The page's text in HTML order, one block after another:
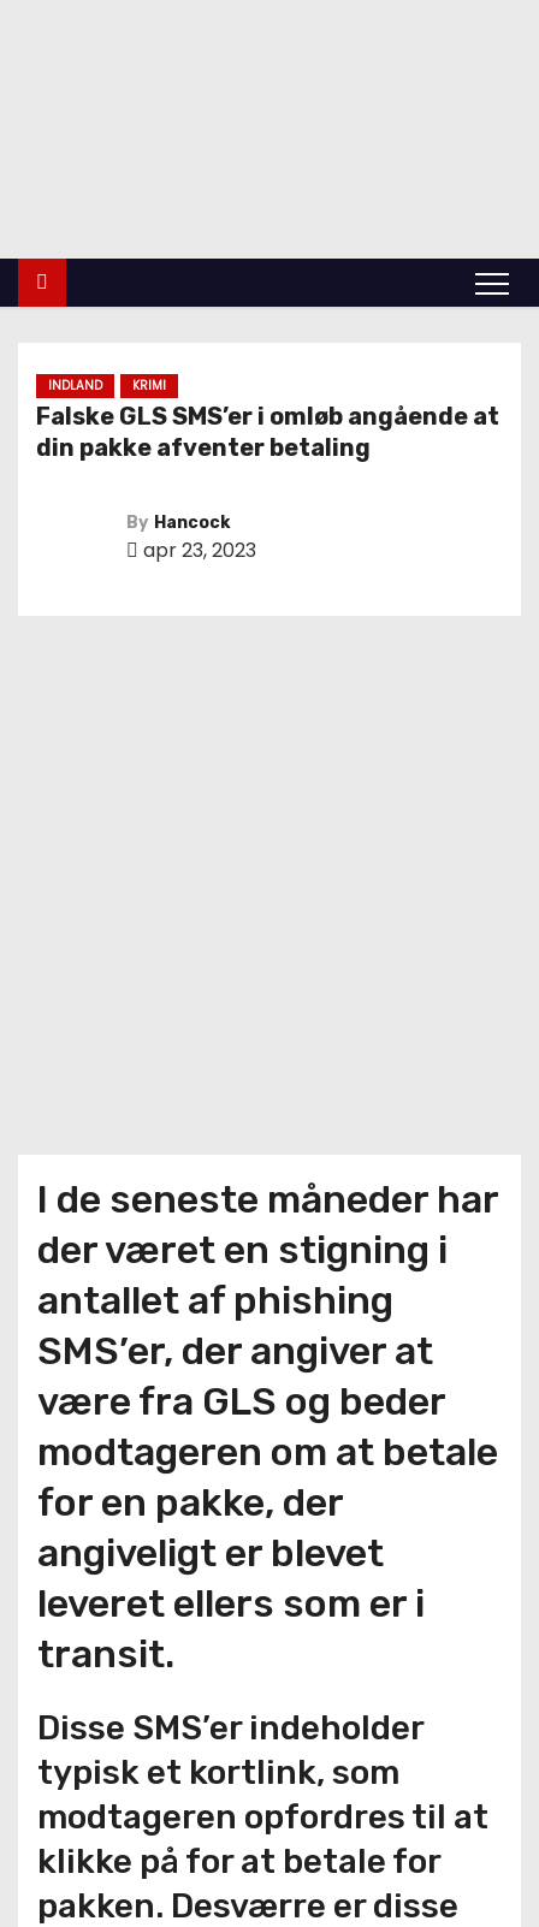
INDLAND KRIMI
Falske GLS SMS’er i omløb angående at
din pakke afventer betaling
By Hancock
apr 23, 2023
I de seneste måneder har
der været en stigning i
antallet af phishing
SMS’er, der angiver at
være fra GLS og beder
modtageren om at betale
for en pakke, der
angiveligt er blevet
leveret ellers som er i
transit.
Disse SMS’er indeholder
typisk et kortlink, som
modtageren opfordres til at
klikke på for at betale for
pakken. Desværre er disse